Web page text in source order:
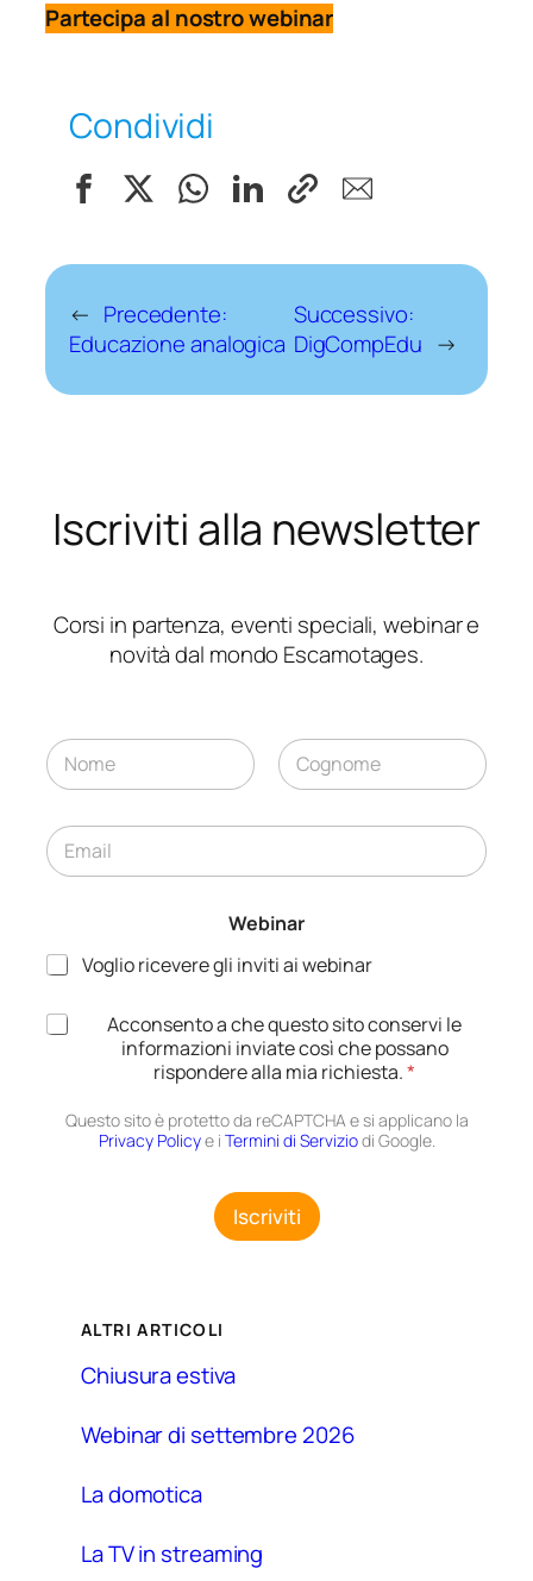
Partecipa al nostro webinar
Condividi
← Precedente:
Educazione analogica
Successivo:
DigCompEdu →
Iscriviti alla newsletter
Corsi in partenza, eventi speciali, webinar e
novità dal mondo Escamotages.
N
o
m
*E
m
*
Webinar
Voglio ricevere gli inviti ai webinar
E
m
a
l
W
b
i
n
A
Acconsento a che questo sito conservi le
informazioni inviate così che possano
rispondere alla mia richiesta.*
Questo sito è protetto da reCAPTCHA e si applicano la
Privacy Policye i Termini di Serviziodi Google.
Iscriviti
ALTRI ARTICOLI
Chiusura estiva
Webinar di settembre 2026
La domotica
La TV in streaming